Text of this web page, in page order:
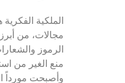
الملكية
مجالات، من
الرموز
منع الغير من
وأصبحت مورداً